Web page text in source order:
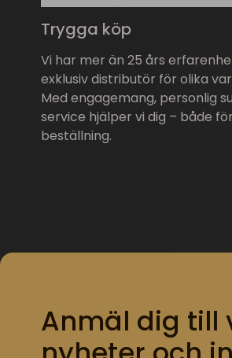
Trygga köp
Vi har mer än 25 års
exklusiv distributör för olika
Med engagemang, personlig
service hjälper vi dig – både
beställning.
Anmäl dig till